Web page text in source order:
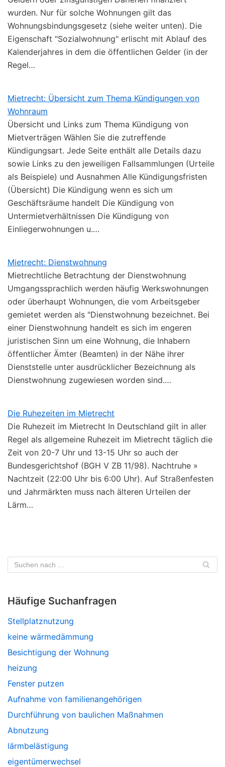
wurden. Nur für solche Wohnungen gilt das
Wohnungsbindungsgesetz (siehe weiter unten). Die
Eigenschaft "Sozialwohnung" erlischt mit Ablauf des
Kalenderjahres in dem die öffentlichen Gelder (in der
Regel…
Mietrecht: Übersicht zum Thema Kündigungen von
Wohnraum
Übersicht und Links zum Thema Kündigung von
Mietverträgen Wählen Sie die zutreffende
Kündigungsart. Jede Seite enthält alle Details dazu
sowie Links zu den jeweiligen Fallsammlungen (Urteile
als Beispiele) und Ausnahmen Alle Kündigungsfristen
(Übersicht) Die Kündigung wenn es sich um
Geschäftsräume handelt Die Kündigung von
Untermietverhältnissen Die Kündigung von
Einliegerwohnungen u.…
Mietrecht: Dienstwohnung
Mietrechtliche Betrachtung der Dienstwohnung
Umgangssprachlich werden häufig Werkswohnungen
oder überhaupt Wohnungen, die vom Arbeitsgeber
gemietet werden als "Dienstwohnung bezeichnet. Bei
einer Dienstwohnung handelt es sich im engeren
juristischen Sinn um eine Wohnung, die Inhabern
öffentlicher Ämter (Beamten) in der Nähe ihrer
Dienststelle unter ausdrücklicher Bezeichnung als
Dienstwohnung zugewiesen worden sind.…
Die Ruhezeiten im Mietrecht
Die Ruhezeit im Mietrecht In Deutschland gilt in aller
Regel als allgemeine Ruhezeit im Mietrecht täglich die
Zeit von 20-7 Uhr und 13-15 Uhr so auch der
Bundesgerichtshof (BGH V ZB 11/98). Nachtruhe »
Nachtzeit (22:00 Uhr bis 6:00 Uhr). Auf Straßenfesten
und Jahrmärkten muss nach älteren Urteilen der
Lärm…
Häufige Suchanfragen
Stellplatznutzung
keine wärmedämmung
Besichtigung der Wohnung
heizung
Fenster putzen
Aufnahme von familienangehörigen
Durchführung von baulichen Maßnahmen
Abnutzung
lärmbelästigung
eigentümerwechsel